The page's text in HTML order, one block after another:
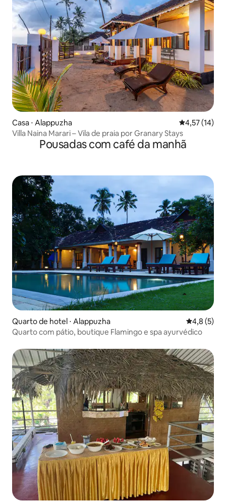
Casa ⋅ Alappuzha 4,57 de uma
4,57 (14)
Villa Naina Marari – Vila de praia por Granary Stays
Pousadas com café da manhã
Quarto de hotel ⋅ Alappuzha 4,8 de
4,8 (5)
Quarto com pátio, boutique Flamingo e spa ayurvédico